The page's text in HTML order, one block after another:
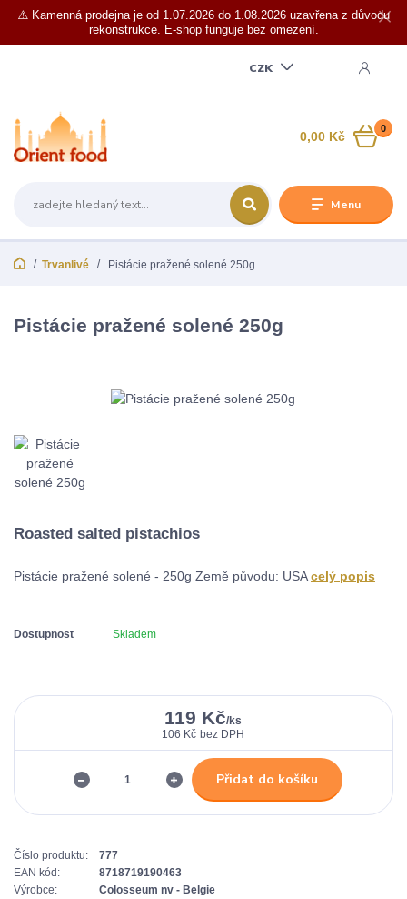
⚠️ Kamenná prodejna je od 1.07.2026 do 1.08.2026 uzavřena z důvodu
rekonstrukce. E-shop funguje bez omezení.
Menu
CZK
0
0,00 Kč
Trvanlivé Pistácie pražené solené 250g
Pistácie pražené solené 250g
Roasted salted pistachios
Pistácie pražené solené - 250g Země původu: USAcelý popis
Dostupnost Skladem
119 Kč/ks
106 Kč bez DPH
Přidat do košíku
Číslo produktu:
777
EAN kód:
8718719190463
Výrobce:
Colosseum nv - Belgie